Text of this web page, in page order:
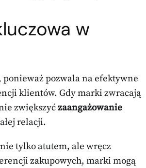
w
pozwala na efektywne
klientów. Gdy marki zwracają
zwiększyćzaangażowanie
relacji.
tylko atutem, ale wręcz
zakupowych, marki mogą